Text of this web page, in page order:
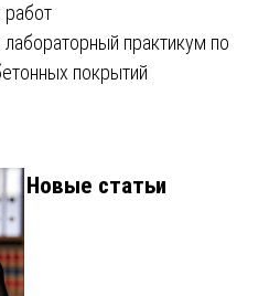
практикум по
покрытий
Новые статьи